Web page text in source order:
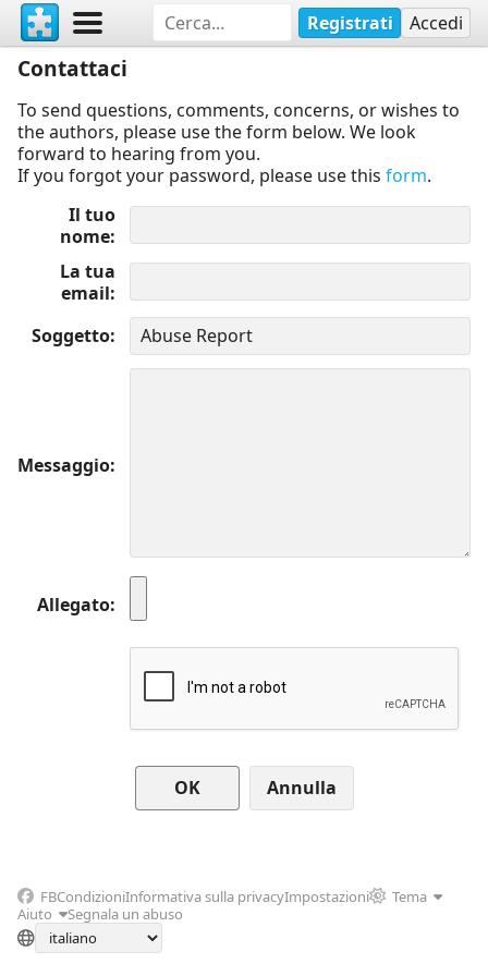
Registrati Accedi
Contattaci
To send questions, comments, concerns, or wishes to
the authors, please use the form below. We look
forward to hearing from you.
If you forgot your password, please use this form.
Il tuo
nome
La tua
email
Soggetto
Messaggio
Allegato
Annulla
FBCondizioniInformativa sulla privacyImpostazioni
Tema
Aiuto
Segnala un abuso